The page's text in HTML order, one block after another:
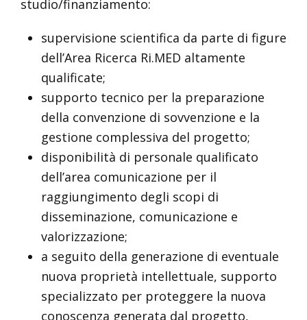
studio/finanziamento:
supervisione scientifica da parte di figure
dell’Area Ricerca Ri.MED altamente
qualificate;
supporto tecnico per la preparazione
della convenzione di sovvenzione e la
gestione complessiva del progetto;
disponibilità di personale qualificato
dell’area comunicazione per il
raggiungimento degli scopi di
disseminazione, comunicazione e
valorizzazione;
a seguito della generazione di eventuale
nuova proprietà intellettuale, supporto
specializzato per proteggere la nuova
conoscenza generata dal progetto,